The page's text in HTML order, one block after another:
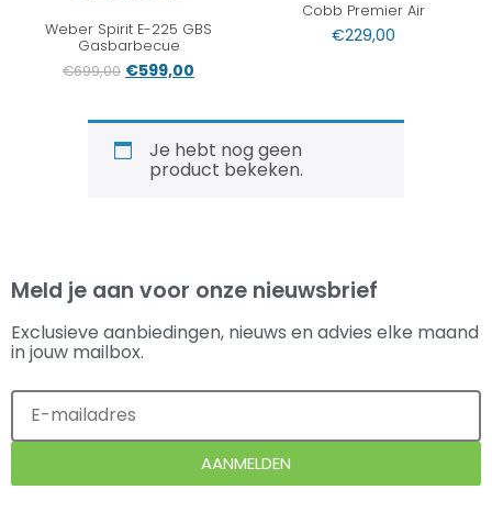
Weber Spirit E-225 GBS
Gasbarbecue
€699,00 €599,00
Cobb Premier Air
€229,00
Je hebt nog geen
product bekeken.
Meld je aan voor onze nieuwsbrief
Exclusieve aanbiedingen, nieuws en advies elke maand
in jouw mailbox.
AANMELDEN